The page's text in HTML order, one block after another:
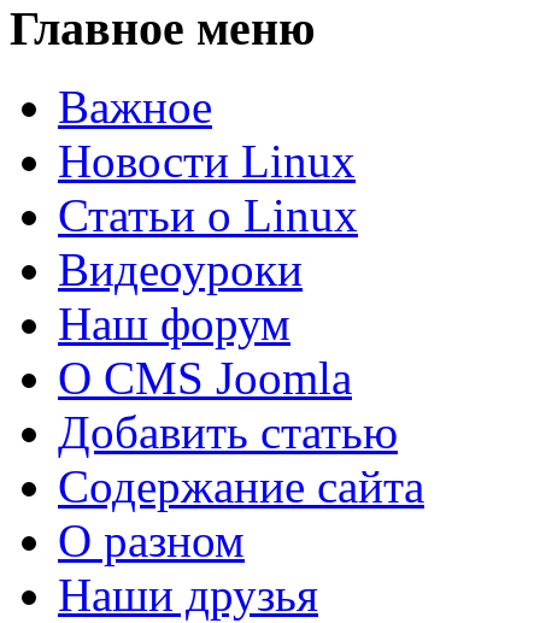
Главное меню
Важное
Новости Linux
Статьи о Linux
Видеоуроки
Наш форум
О CMS Joomla
Добавить статью
Содержание сайта
О разном
Наши друзья